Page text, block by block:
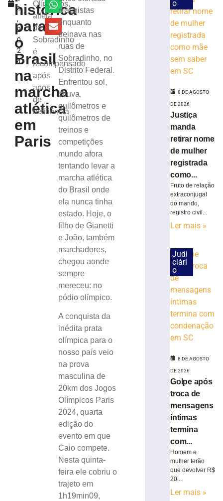
1
,
2
0
2
4
histórica
para
o
Brasil
na
marcha
atlética
em
Paris
Olímpicos,
atleta
de
Sobradinho
é
recompensado
após
anos
de
resiliência
machistas
enquanto
treinava nas
ruas de
Sobradinho, no
Distrito Federal.
Enfrentou sol,
chuva,
quilômetros e
quilômetros de
treinos e
competições
mundo afora
tentando levar a
marcha atlética
do Brasil onde
ela nunca tinha
estado. Hoje, o
filho de Gianetti
e João, também
marchadores,
chegou aonde
sempre
mereceu: no
pódio olímpico.
A conquista da
inédita prata
olímpica para o
nosso país veio
na prova
masculina de
20km dos Jogos
Olímpicos Paris
2024, quarta
edição do
evento em que
Caio compete.
Nesta quinta-
feira ele cobriu o
trajeto em
1h19min09,
Campeonato
Catarinense
agosto
2026
mais
Serra
Rio
Rastro
será
interditada
neste
sábado
corrida
noturna
agosto
2026
mais
Brusque
anuncia
contratação
zagueiro
João
Maistro
para
Série
o
8 DE AGOSTO
DE 2026
Justiça
manda
retirar nome
de mulher
registrada
como...
Fruto de relação
extraconjugal
do marido,
registro civil...
Ler mais »
Judi
ciári
o
8 DE AGOSTO
DE 2026
Golpe após
troca de
mensagens
íntimas
termina
com...
Homem e
mulher terão
que devolver R$
20...
Ler mais »